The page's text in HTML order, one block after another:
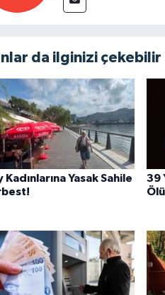
da ilginizi çekebilir
Kadınlarına Yasak Sahile
39